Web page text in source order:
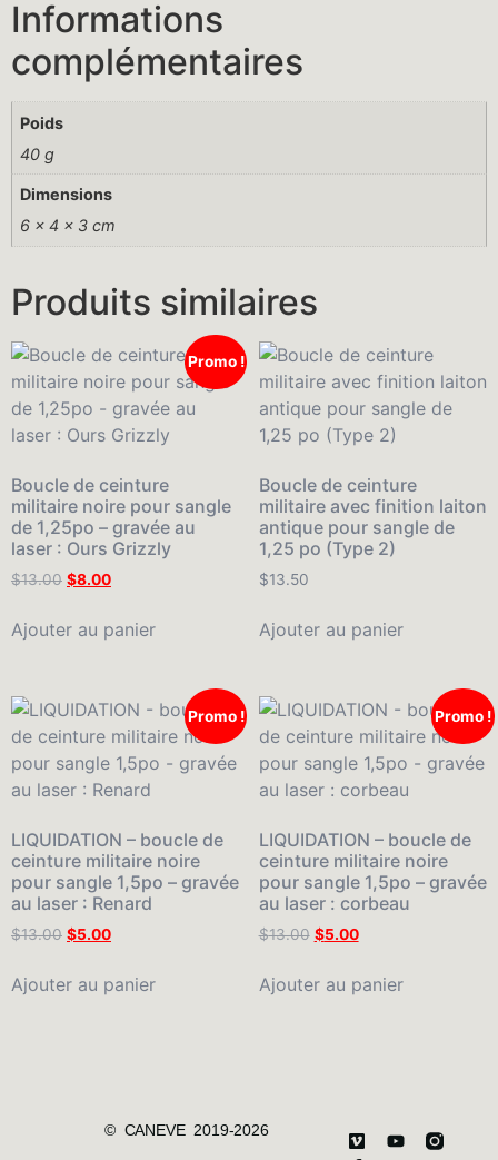
Informations
complémentaires
Poids
40 g
Dimensions
6 × 4 × 3 cm
Produits similaires
Promo !
Boucle de ceinture
militaire noire pour sangle
de 1,25po – gravée au
laser : Ours Grizzly
$13.00 $8.00
Ajouter au panier
Boucle de ceinture
militaire avec finition laiton
antique pour sangle de
1,25 po (Type 2)
$13.50
Ajouter au panier
Promo !
LIQUIDATION – boucle de
ceinture militaire noire
pour sangle 1,5po – gravée
au laser : Renard
$13.00 $5.00
Ajouter au panier
Promo !
LIQUIDATION – boucle de
ceinture militaire noire
pour sangle 1,5po – gravée
au laser : corbeau
$13.00 $5.00
Ajouter au panier
© CANEVE 2019-2026